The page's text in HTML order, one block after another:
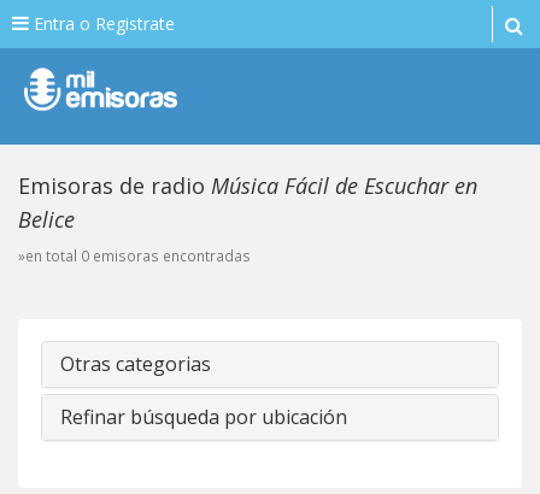
Entra o Registrate
Emisoras de radio Música Fácil de Escuchar en
Belice
»en total 0 emisoras encontradas
Otras categorias
Refinar búsqueda por ubicación